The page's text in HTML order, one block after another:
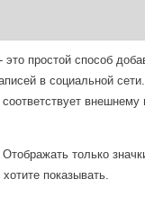
простой способ
в социальной
внешнему
только
показывать.